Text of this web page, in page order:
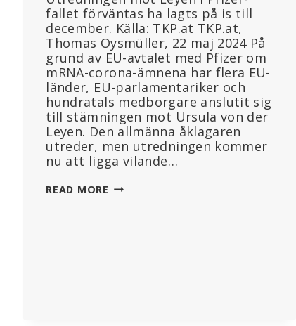
fallet förväntas ha lagts på is till
december. Källa: TKP.at TKP.at,
Thomas Oysmüller, 22 maj 2024 På
grund av EU-avtalet med Pfizer om
mRNA-corona-ämnena har flera EU-
länder, EU-parlamentariker och
hundratals medborgare anslutit sig
till stämningen mot Ursula von der
Leyen. Den allmänna åklagaren
utreder, men utredningen kommer
nu att ligga vilande…
READ MORE PFIZER-